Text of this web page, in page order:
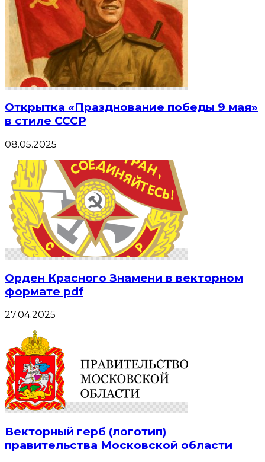
Открытка «Празднование победы 9 мая»
в стиле СССР
08.05.2025
Орден Красного Знамени в векторном
формате pdf
27.04.2025
Векторный герб (логотип)
правительства Московской области